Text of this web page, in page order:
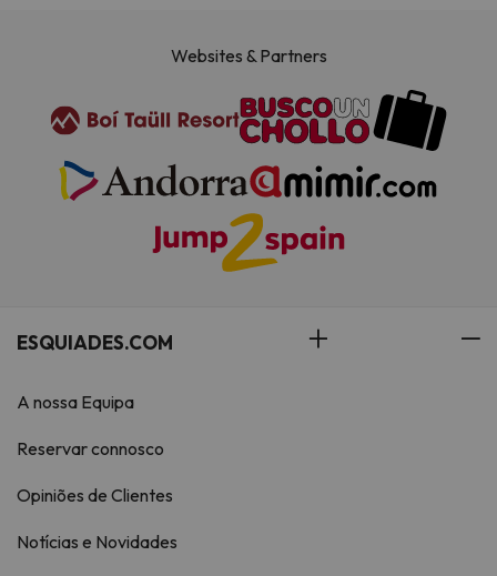
Websites & Partners
ESQUIADES.COM
A nossa Equipa
Reservar connosco
Opiniões de Clientes
Notícias e Novidades